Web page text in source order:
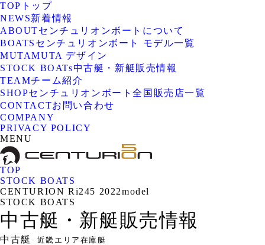
TOP トップ
NEWS新着情報
ABOUTセンチュリオンボートについて
BOATS センチュリオンボート モデル一覧
MUTAMUTA デザイン
STOCK BOATs中古艇・新艇販売情報
TEAMチーム紹介
SHOPセンチュリオンボート全国販売店一覧
CONTACTお問い合わせ
COMPANY
PRIVACY POLICY
MENU
TOP
STOCK BOATS
CENTURION Ri245 2022model
STOCK BOATS
中古艇・新艇販売情報
中古艇 近畿エリア在庫艇